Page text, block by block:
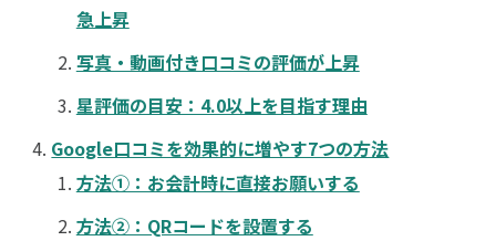
急上昇
写真・動画付き口コミの評価が上昇
星評価の目安：4.0以上を目指す理由
Google口コミを効果的に増やす7つの方法
方法①：お会計時に直接お願いする
方法②：QRコードを設置する